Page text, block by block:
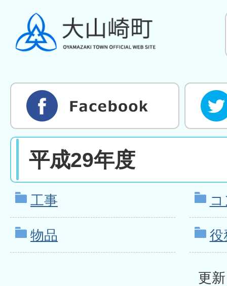
平成29年度
工事
物品 役
更